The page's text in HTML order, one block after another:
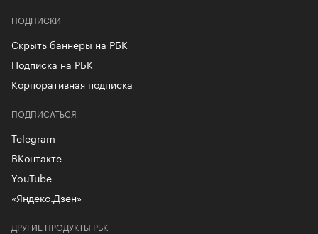
ПОДПИСКИ
Скрыть баннеры на РБК
Подписка на РБК
Корпоративная подписка
ДРУГИЕ ПРОДУКТЫ РБК
ПОДПИСАТЬСЯ
Telegram
ВКонтакте
YouTube
«Яндекс.Дзен»